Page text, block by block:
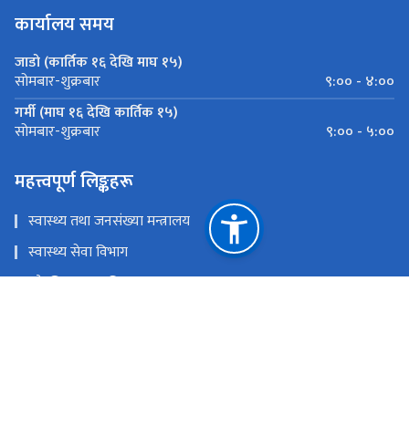
कार्यालय समय
जाडो (कार्तिक १६ देखि माघ १५)
सोमबार-शुक्रबार
९:०० - ४:००
गर्मी (माघ १६ देखि कार्तिक १५)
सोमबार-शुक्रबार ९:०० - ५:००
महत्त्वपूर्ण लिङ्कहरू
स्वास्थ्य तथा जनसंख्या मन्त्रालय
स्वास्थ्य सेवा विभाग
औषधि व्यवस्था विभाग